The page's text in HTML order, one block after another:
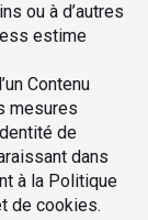
ou à d’autres
estime
Contenu
mesures
de
dans
à la Politique
de cookies.